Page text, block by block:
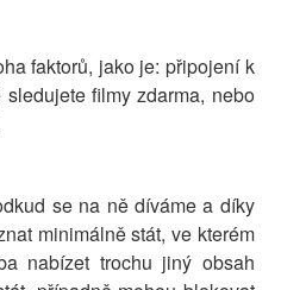
faktorů, jako je: připojení k
filmy zdarma, nebo
se na ně díváme a díky
minimálně stát, ve kterém
nabízet trochu jiný obsah